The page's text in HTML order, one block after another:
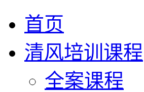
首页
清风培训课程
全案课程